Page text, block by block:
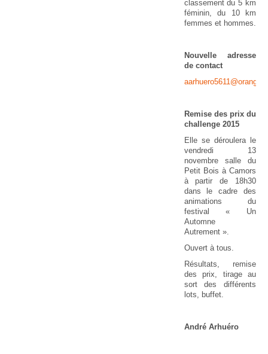
classement du 5 km
féminin, du 10 km
femmes et hommes.
Nouvelle adresse
de contact
aarhuero5611@orange.fr
Remise des prix du
challenge 2015
Elle se déroulera le
vendredi 13
novembre salle du
Petit Bois à Camors
à partir de 18h30
dans le cadre des
animations du
festival « Un
Automne
Autrement ».
Ouvert à tous.
Résultats, remise
des prix, tirage au
sort des différents
lots, buffet.
André Arhuéro